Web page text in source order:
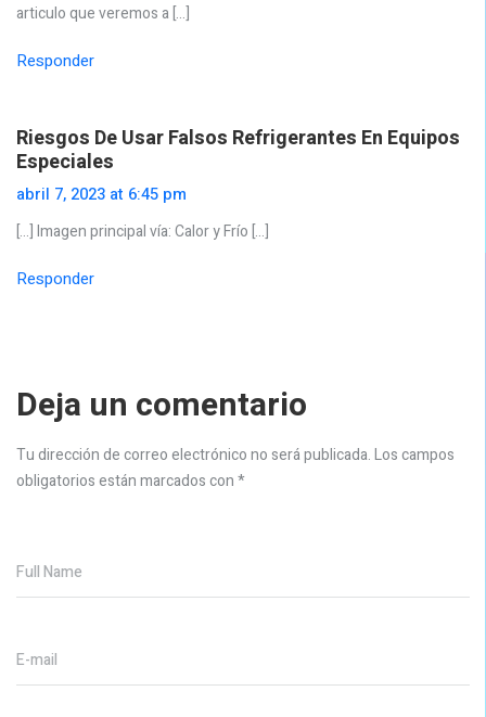
articulo que veremos a […]
Responder
Riesgos De Usar Falsos Refrigerantes En Equipos
Especiales
abril 7, 2023 at 6:45 pm
[…] Imagen principal vía: Calor y Frío […]
Responder
Deja un comentario
Tu dirección de correo electrónico no será publicada.Los campos
obligatorios están marcados con*
Full Name
E-mail